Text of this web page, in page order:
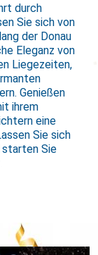
durch
Sie sich von
der Donau
Eleganz von
Liegezeiten,
Genießen
ihrem
eine
Sie sich
starten Sie